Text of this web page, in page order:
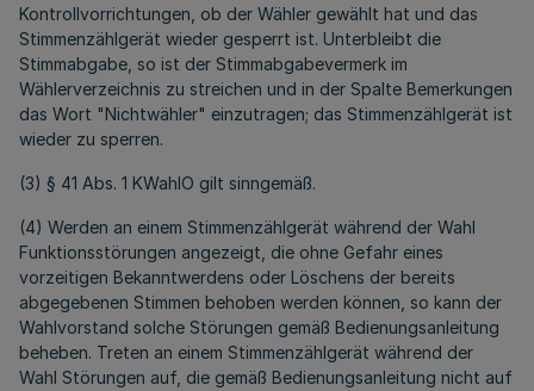
Kontrollvorrichtungen, ob der Wähler gewählt hat und das
Stimmenzählgerät wieder gesperrt ist. Unterbleibt die
Stimmabgabe, so ist der Stimmabgabevermerk im
Wählerverzeichnis zu streichen und in der Spalte Bemerkungen
das Wort "Nichtwähler" einzutragen; das Stimmenzählgerät ist
wieder zu sperren.
(3) § 41 Abs. 1 KWahlO gilt sinngemäß.
(4) Werden an einem Stimmenzählgerät während der Wahl
Funktionsstörungen angezeigt, die ohne Gefahr eines
vorzeitigen Bekanntwerdens oder Löschens der bereits
abgegebenen Stimmen behoben werden können, so kann der
Wahlvorstand solche Störungen gemäß Bedienungsanleitung
beheben. Treten an einem Stimmenzählgerät während der
Wahl Störungen auf, die gemäß Bedienungsanleitung nicht auf